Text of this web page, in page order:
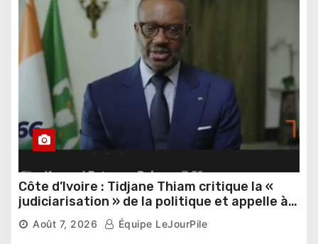
Côte d’Ivoire : Tidjane Thiam critique la «
judiciarisation » de la politique et appelle à
poursuivre l’apaisement
Août 7, 2026 Équipe LeJourPile